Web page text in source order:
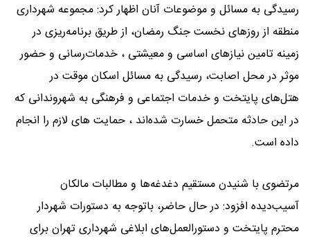
رسیدگی به مسائل و موضوعات آنان اظهار کرد: مجموعه شهرداری
منطقه از روز‌های نخست جنگ رمضان، از طریق برنامه‌ریزی در
زمینه تامین نیاز‌های اساسی و معیشتی ، خدمات‌رسانی و حضور
موثر در محل اصابت، رسیدگی به مسائل اسکان موقت در
هتل‌های پایتخت و خدمات اجتماعی و فرهنگی به شهروندانی که
در این حادثه متحمل خسارت شده‌اند ، حمایت های لازم را انجام
داده است.
مرتضوی با شنیدن مستقیم دغدغه‌ها و مطالبات مالکان
آسیب‌دیده افزود: در حال حاضر، باتوجه به دستورات شهردار
محترم پایتخت و دستورالعمل‌های ابلاغی شهرداری تهران برای